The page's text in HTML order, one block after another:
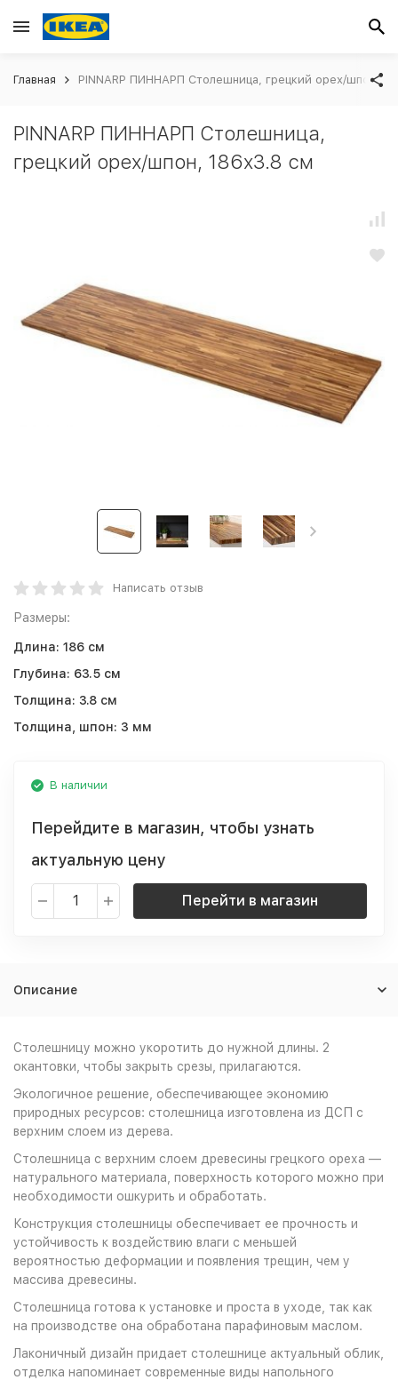
Главная PINNARP ПИННАРП Столешница, грецкий орех/шпон,
PINNARP ПИННАРП Столешница,
грецкий орех/шпон, 186x3.8 см
Написать отзыв
Размеры:
Длина: 186 см
Глубина: 63.5 см
Толщина: 3.8 см
Толщина, шпон: 3 мм
В наличии
Перейдите в магазин, чтобы узнать
актуальную цену
Перейти в магазин
Описание
Столешницу можно укоротить до нужной длины. 2
окантовки, чтобы закрыть срезы, прилагаются.
Экологичное решение, обеспечивающее экономию
природных ресурсов: столешница изготовлена из ДСП с
верхним слоем из дерева.
Столешница с верхним слоем древесины грецкого ореха —
натурального материала, поверхность которого можно при
необходимости ошкурить и обработать.
Конструкция столешницы обеспечивает ее прочность и
устойчивость к воздействию влаги с меньшей
вероятностью деформации и появления трещин, чем у
массива древесины.
Столешница готова к установке и проста в уходе, так как
на производстве она обработана парафиновым маслом.
Лаконичный дизайн придает столешнице актуальный облик,
отделка напоминает современные виды напольного